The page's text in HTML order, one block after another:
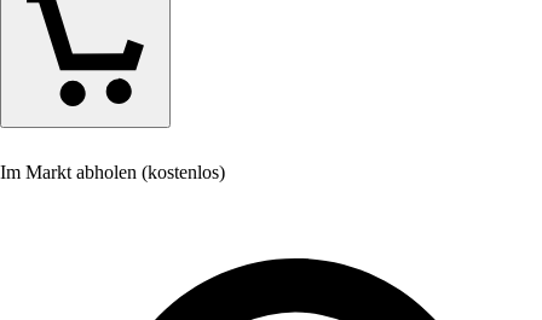
Im Markt abholen (kostenlos)